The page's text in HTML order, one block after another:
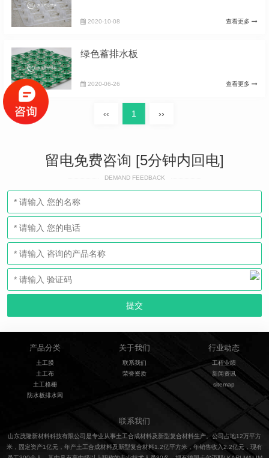
查看更多
2020-10-08
绿色蓄排水板
查看更多
2020-06-26
‹‹ 1 ››
留电免费咨询 [5分钟内回电]
DEMAND FEEDBACK
产品分类
土工膜
土工布
土工格栅
防水板排水网
关于我们
联系我们
荣誉资质
行业动态
工程业绩
新闻资讯
sitemap
联系我们
山东茂隆新材料科技有限公司是专业从事土工合成材料及新型复合材料生产。公司占地12万平方
米，固定资产1亿元，年产土工合成材料及新型复合材料1.2亿平方米，年销售收入2.2亿元，现有